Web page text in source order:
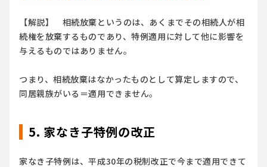
【解説】 相続放棄というのは、あくまでその相続人が相
続権を放棄するものであり、特例適用に対して他に影響を
与えるものではありません。
つまり、相続放棄はなかったものとして算定しますので、
同居親族がいる＝適用できません。
5. 家なき子特例の改正
家なき子特例は、平成30年の税制改正で今まで適用できて